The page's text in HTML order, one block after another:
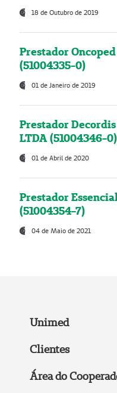
18 de Outubro de 2019
Prestador
(51004335-0)
01 de Janeiro de 2019
Prestador
LTDA (51004346-0)
01 de Abril de 2020
Prestador
(51004354-7)
04 de Maio de 2021
Unimed
Clientes
Área do